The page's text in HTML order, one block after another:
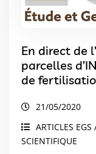
En direct de
parcelles
de
21/05/2020
ARTICLES
SCIENTIFIQUE